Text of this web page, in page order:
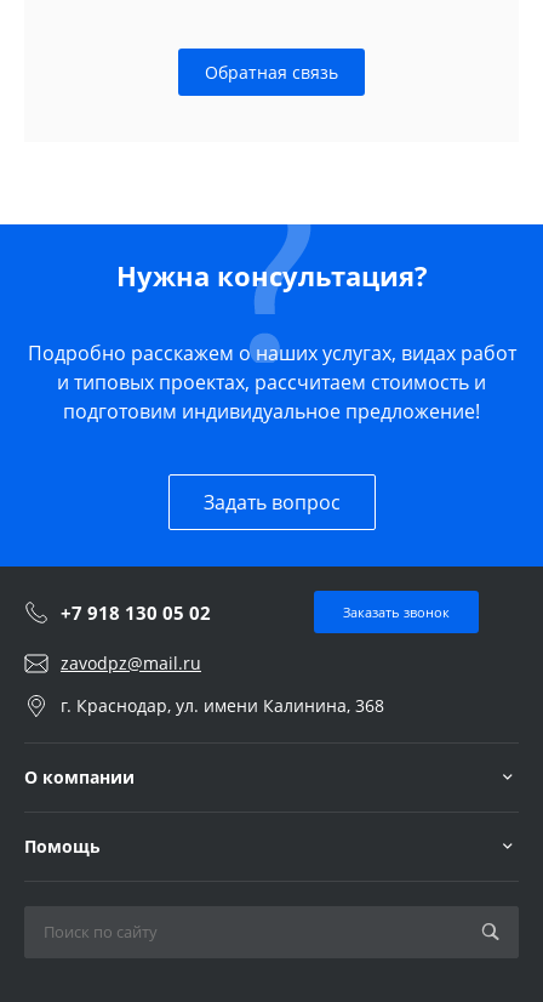
Обратная связь
Нужна консультация?
Подробно расскажем о наших услугах, видах работ
и типовых проектах, рассчитаем стоимость и
подготовим индивидуальное предложение!
Задать вопрос
+7 918 130 05 02 Заказать звонок
zavodpz@mail.ru
г. Краснодар, ул. имени Калинина, 368
О компании
Помощь